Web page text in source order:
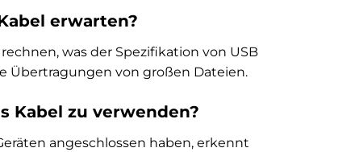
erwarten?
was der Spezifikation von USB
Übertragungen von großen Dateien.
Kabel zu verwenden?
angeschlossen haben, erkennt